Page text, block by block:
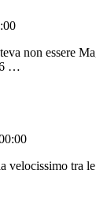
non essere
…
tra